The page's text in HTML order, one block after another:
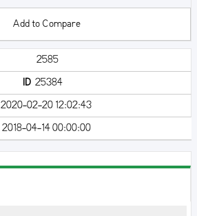
Add to Compare
2585
ID25384
2020-02-20 12:02:43
2018-04-14 00:00:00